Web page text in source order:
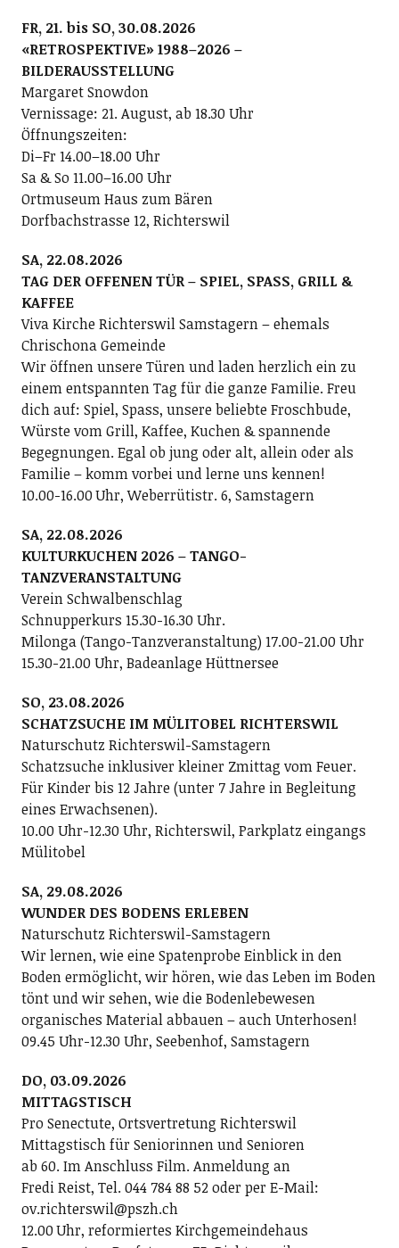
FR, 21. bis SO, 30.08.2026
«RETROSPEKTIVE» 1988–2026 –
BILDERAUSSTELLUNG
Margaret Snowdon
Vernissage: 21. August, ab 18.30 Uhr
Öffnungszeiten:
Di–Fr 14.00–18.00 Uhr
Sa & So 11.00–16.00 Uhr
Ortmuseum Haus zum Bären
Dorfbachstrasse 12, Richterswil
SA, 22.08.2026
TAG DER OFFENEN TÜR – SPIEL, SPASS, GRILL &
KAFFEE
Viva Kirche Richterswil Samstagern – ehemals
Chrischona Gemeinde
Wir öffnen unsere Türen und laden herzlich ein zu
einem entspannten Tag für die ganze Familie. Freu
dich auf: Spiel, Spass, unsere beliebte Froschbude,
Würste vom Grill, Kaffee, Kuchen & spannende
Begegnungen. Egal ob jung oder alt, allein oder als
Familie – komm vorbei und lerne uns kennen!
10.00-16.00 Uhr, Weberrütistr. 6, Samstagern
SA, 22.08.2026
KULTURKUCHEN 2026 – TANGO-
TANZVERANSTALTUNG
Verein Schwalbenschlag
Schnupperkurs 15.30-16.30 Uhr.
Milonga (Tango-Tanzveranstaltung) 17.00-21.00 Uhr
15.30-21.00 Uhr, Badeanlage Hüttnersee
SO, 23.08.2026
SCHATZSUCHE IM MÜLITOBEL RICHTERSWIL
Naturschutz Richterswil-Samstagern
Schatzsuche inklusiver kleiner Zmittag vom Feuer.
Für Kinder bis 12 Jahre (unter 7 Jahre in Begleitung
eines Erwachsenen).
10.00 Uhr-12.30 Uhr, Richterswil, Parkplatz eingangs
Mülitobel
SA, 29.08.2026
WUNDER DES BODENS ERLEBEN
Naturschutz Richterswil-Samstagern
Wir lernen, wie eine Spatenprobe Einblick in den
Boden ermöglicht, wir hören, wie das Leben im Boden
tönt und wir sehen, wie die Bodenlebewesen
organisches Material abbauen – auch Unterhosen!
09.45 Uhr-12.30 Uhr, Seebenhof, Samstagern
DO, 03.09.2026
MITTAGSTISCH
Pro Senectute, Ortsvertretung Richterswil
Mittagstisch für Seniorinnen und Senioren
ab 60. Im Anschluss Film. Anmeldung an
Fredi Reist, Tel. 044 784 88 52 oder per E-Mail:
ov.richterswil@pszh.ch
12.00 Uhr, reformiertes Kirchgemeindehaus